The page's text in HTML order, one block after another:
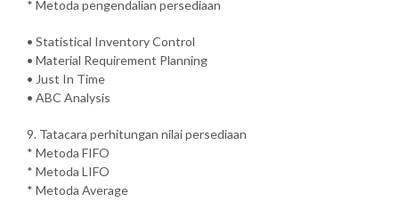
* Metoda pengendalian persediaan
• Statistical Inventory Control
• Material Requirement Planning
• Just In Time
• ABC Analysis
9. Tatacara perhitungan nilai persediaan
* Metoda FIFO
* Metoda LIFO
* Metoda Average